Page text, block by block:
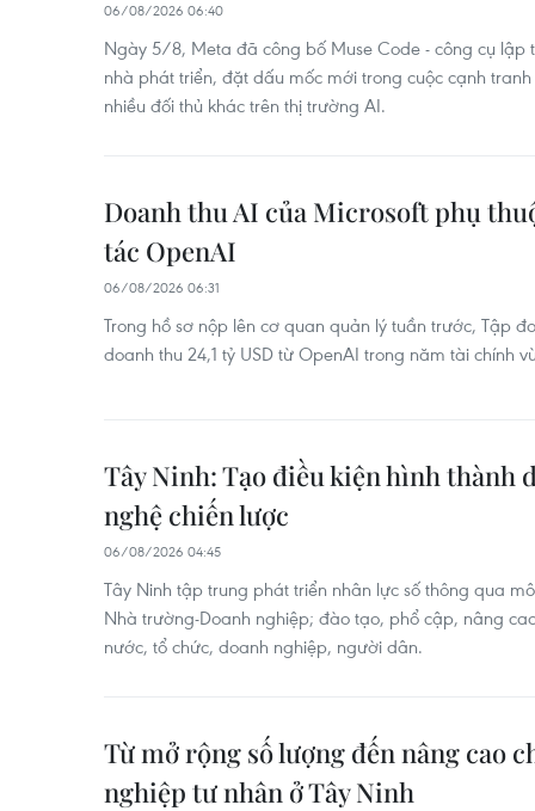
06/08/2026 06:40
Ngày 5/8, Meta đã công bố Muse Code - công cụ lập
nhà phát triển, đặt dấu mốc mới trong cuộc cạnh
nhiều đối thủ khác trên thị trường AI.
Doanh thu AI của Microsoft phụ
tác OpenAI
06/08/2026 06:31
Trong hồ sơ nộp lên cơ quan quản lý tuần trước, Tập
doanh thu 24,1 tỷ USD từ OpenAI trong năm tài chính
Tây Ninh: Tạo điều kiện hình thành
nghệ chiến lược
06/08/2026 04:45
Tây Ninh tập trung phát triển nhân lực số thông qua
Nhà trường-Doanh nghiệp; đào tạo, phổ cập, nâng
nước, tổ chức, doanh nghiệp, người dân.
Từ mở rộng số lượng đến nâng cao
nghiệp tư nhân ở Tây Ninh